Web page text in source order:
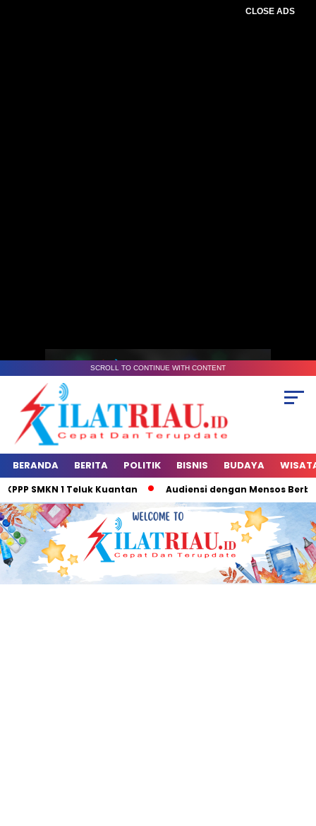
CLOSE ADS
SCROLL TO CONTINUE WITH CONTENT
BERANDA BERITA POLITIK BISNIS BUDAYA
SMKN 1 Teluk Kuantan Audiensi dengan Mensos Berbuah